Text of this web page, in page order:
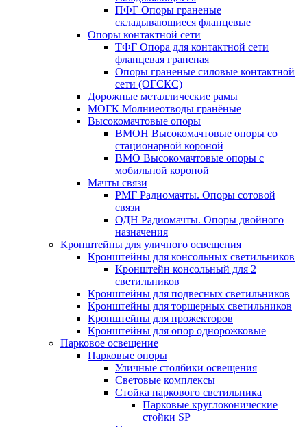
ПФГ Опоры граненые
складывающиеся фланцевые
Опоры контактной сети
ТФГ Опора для контактной сети
фланцевая граненая
Опоры граненые силовые контактной
сети (ОГСКС)
Дорожные металлические рамы
МОГК Молниеотводы гранёные
Высокомачтовые опоры
ВМОН Высокомачтовые опоры со
стационарной короной
ВМО Высокомачтовые опоры с
мобильной короной
Мачты связи
РМГ Радиомачты. Опоры сотовoй
связи
ОДН Радиомачты. Опоры двойного
назначения
Кронштейны для уличного освещения
Кронштейны для консольных светильников
Кронштейн консольный для 2
светильников
Кронштейны для подвесных светильников
Кронштейны для торшерных светильников
Кронштейны для прожекторов
Кронштейны для опор однорожковые
Парковое освещение
Парковые опоры
Уличные столбики освещения
Световые комплексы
Стойка паркового светильника
Парковые круглоконические
стойки SP